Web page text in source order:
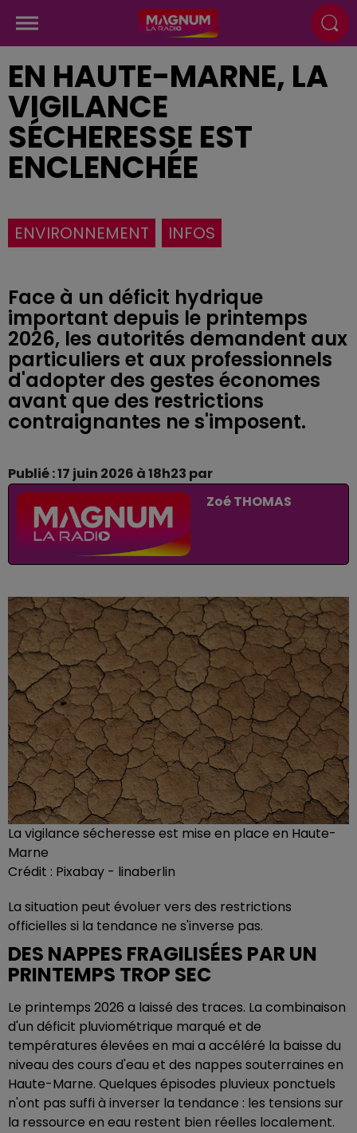
EN HAUTE-MARNE, LA
VIGILANCE
SÉCHERESSE EST
ENCLENCHÉE
ENVIRONNEMENT INFOS
Face à un déficit hydrique
important depuis le printemps
2026, les autorités demandent aux
particuliers et aux professionnels
d'adopter des gestes économes
avant que des restrictions
contraignantes ne s'imposent.
Publié : 17 juin 2026 à 18h23 par
Zoé THOMAS
La vigilance sécheresse est mise en place en Haute-
Marne
Crédit : Pixabay - linaberlin
La situation peut évoluer vers des restrictions
officielles si la tendance ne s'inverse pas.
DES NAPPES FRAGILISÉES PAR UN
PRINTEMPS TROP SEC
Le printemps 2026 a laissé des traces. La combinaison
d'un déficit pluviométrique marqué et de
températures élevées en mai a accéléré la baisse du
niveau des cours d'eau et des nappes souterraines en
Haute-Marne. Quelques épisodes pluvieux ponctuels
n'ont pas suffi à inverser la tendance : les tensions sur
la ressource en eau restent bien réelles localement.